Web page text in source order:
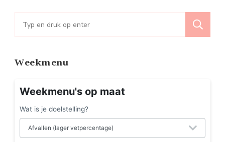
Zoeken
naar:
Weekmenu
Weekmenu's op maat
Wat is je doelstelling?